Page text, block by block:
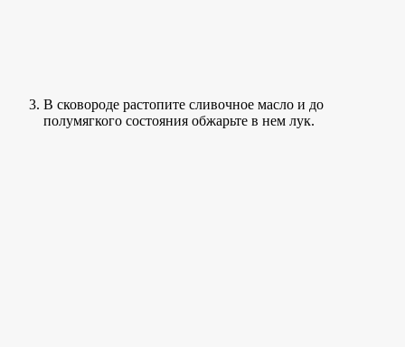
В сковороде растопите сливочное масло и до
полумягкого состояния обжарьте в нем лук.